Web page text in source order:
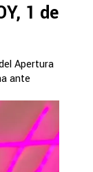
1 de
Apertura
ante